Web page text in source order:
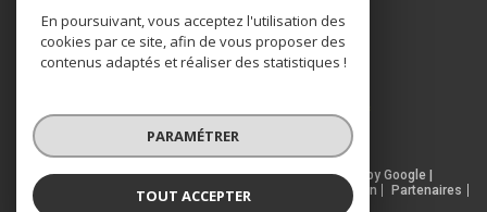
Nous
adhérons
© 2026 | Tous droits réservés | Traduction powered by Google |
Nos honoraires
Plan du site Mentions légales Admin
Partenaires
Politique RGPD
En poursuivant, vous acceptez l'utilisation des
cookies par ce site, afin de vous proposer des
contenus adaptés et réaliser des statistiques !
PARAMÉTRER
TOUT ACCEPTER